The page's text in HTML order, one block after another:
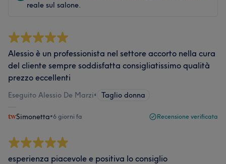
reale sul salone.
Alessio è un professionista nel settore accorto nella cura
del cliente sempre soddisfatta consigliatissimo qualità
prezzo eccellenti
Eseguito Alessio De Marzi• Taglio donna
Simonetta•6 giorni fa Recensione verificata
esperienza piacevole e positiva lo consiglio